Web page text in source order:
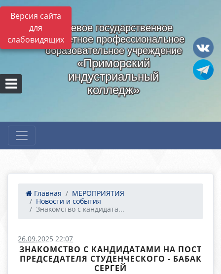
Версия сайта
для
слабовидящих
Краевое государственное
бюджетное профессиональное
образовательное учреждение
«Приморский
индустриальный
колледж»
Главная
МЕРОПРИЯТИЯ
Новости и события
Знакомство с кандидата...
26.09.2025 22:07
ЗНАКОМСТВО С КАНДИДАТАМИ НА ПОСТ
ПРЕДСЕДАТЕЛЯ СТУДЕНЧЕСКОГО - БАБАК
СЕРГЕЙ